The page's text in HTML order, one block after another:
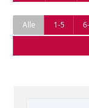
Alle 1-5